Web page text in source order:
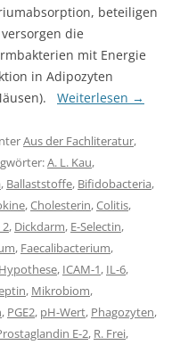
beteiligen
die
mit Energie
in Adipozyten
Weiterlesen →
Aus der Fachliteratur,
A. L. Kau,
, Ballaststoffe, Bifidobacteria,
,Cholesterin,Colitis,
2, Dickdarm, E-Selectin,
, Faecalibacterium,
, ICAM-1, IL-6,
, Mikrobiom,
, PGE2, pH-Wert, Phagozyten,
E-2, R. Frei,